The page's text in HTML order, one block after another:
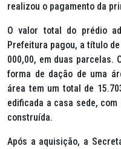
realizou o pagamento da
O valor total do prédio
Prefeitura pagou, a título
000,00, em duas parcelas.
forma de dação de uma
área tem um total de
edificada a casa sede,
construída.
Após a aquisição, a